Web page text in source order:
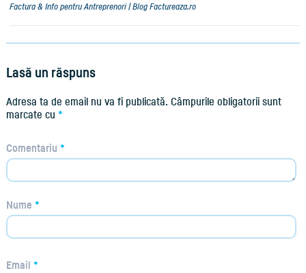
Factura & Info pentru Antreprenori | Blog Factureaza.ro
Lasă un răspuns
Adresa ta de email nu va fi publicată. Câmpurile obligatorii sunt
marcate cu *
Comentariu *
Nume *
Email *